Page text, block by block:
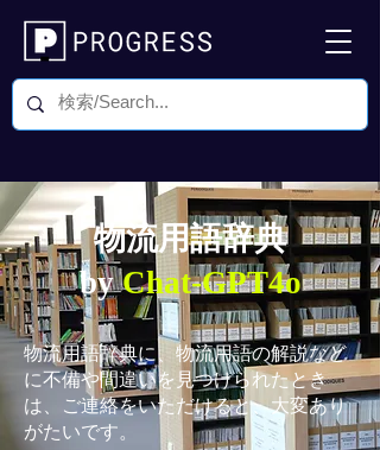
物流用語辞典
byChat-GPT4o
物流用語辞典に、物流用語の解説など
に不備や間違いを見つけられたとき
は、ご連絡をいただけると、大変あり
がたいです。